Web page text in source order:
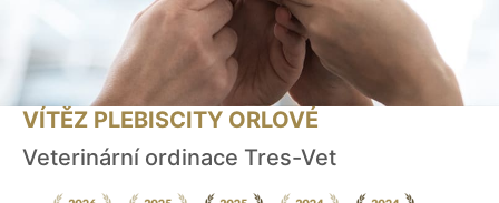
VÍTĚZ PLEBISCITY ORLOVÉ
Veterinární ordinace Tres-Vet